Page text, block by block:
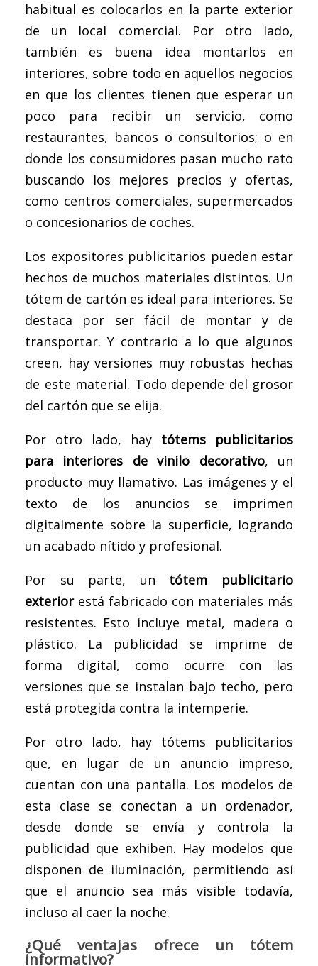
habitual es colocarlos en la parte exterior
de un local comercial. Por otro lado,
también es buena idea montarlos en
interiores, sobre todo en aquellos negocios
en que los clientes tienen que esperar un
poco para recibir un servicio, como
restaurantes, bancos o consultorios; o en
donde los consumidores pasan mucho rato
buscando los mejores precios y ofertas,
como centros comerciales, supermercados
o concesionarios de coches.
Los expositores publicitarios pueden estar
hechos de muchos materiales distintos. Un
tótem de cartón es ideal para interiores. Se
destaca por ser fácil de montar y de
transportar. Y contrario a lo que algunos
creen, hay versiones muy robustas hechas
de este material. Todo depende del grosor
del cartón que se elija.
Por otro lado, hay tótems publicitarios
para interiores de vinilo decorativo, un
producto muy llamativo. Las imágenes y el
texto de los anuncios se imprimen
digitalmente sobre la superficie, logrando
un acabado nítido y profesional.
Por su parte, un tótem publicitario
exteriorestá fabricado con materiales más
resistentes. Esto incluye metal, madera o
plástico. La publicidad se imprime de
forma digital, como ocurre con las
versiones que se instalan bajo techo, pero
está protegida contra la intemperie.
Por otro lado, hay tótems publicitarios
que, en lugar de un anuncio impreso,
cuentan con una pantalla. Los modelos de
esta clase se conectan a un ordenador,
desde donde se envía y controla la
publicidad que exhiben. Hay modelos que
disponen de iluminación, permitiendo así
que el anuncio sea más visible todavía,
incluso al caer la noche.
¿Qué ventajas ofrece un tótem
informativo?